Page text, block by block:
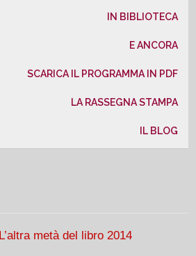
IN BIBLIOTECA
E ANCORA
SCARICA IL PROGRAMMA IN PDF
LA RASSEGNA STAMPA
IL BLOG
L’altra metà del libro 2014